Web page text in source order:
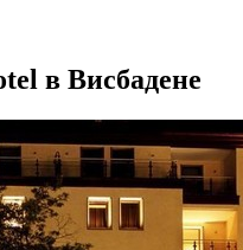
в Висбадене